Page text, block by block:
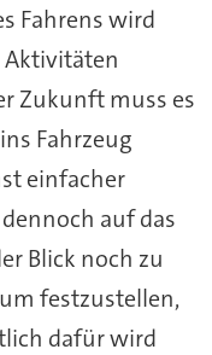
Fahrens wird
Zukunft muss es
Fahrzeug
einfacher
auf das
Blick noch zu
festzustellen,
dafür wird